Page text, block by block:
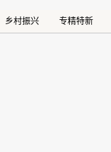
乡村振兴 专精特新